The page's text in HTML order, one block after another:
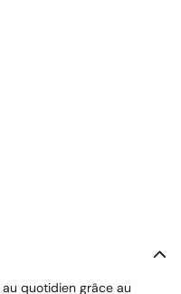
au quotidien grâce au